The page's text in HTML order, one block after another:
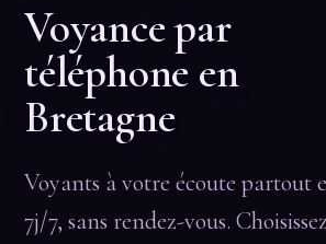
Voyance par
téléphone en
Bretagne
Voyants à votre écoute partout
7j/7, sans rendez-vous.